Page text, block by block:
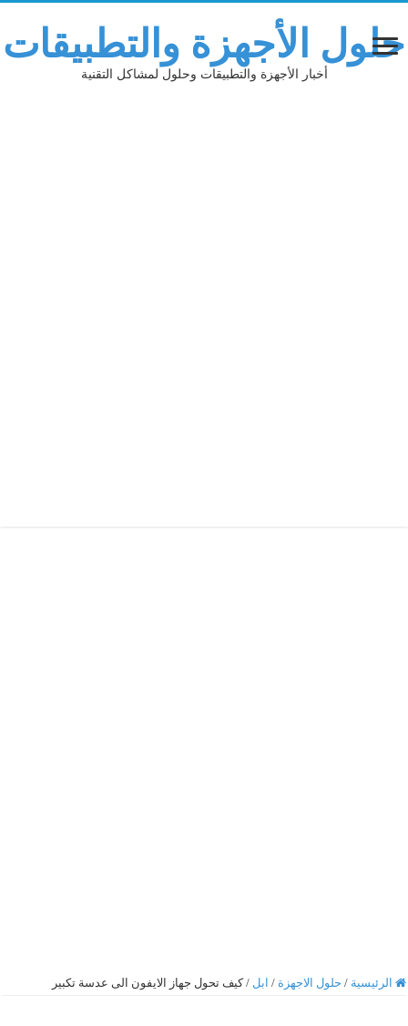
حلول الأجهزة والتطبيقات
أخبار الأجهزة والتطبيقات وحلول لمشاكل التقنية
الرئيسية / حلول الاجهزة / ابل / كيف تحول جهاز الايفون الى عدسة تكبير